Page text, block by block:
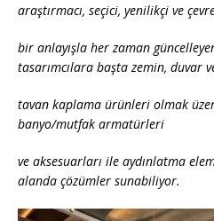
araştırmacı, seçici, yenilikçi ve
bir anlayışla her zaman
tasarımcılara başta zemin, duvar
tavan kaplama ürünleri olmak
banyo/mutfak armatürleri
ve aksesuarları ile aydınlatma
alanda çözümler sunabiliyor.